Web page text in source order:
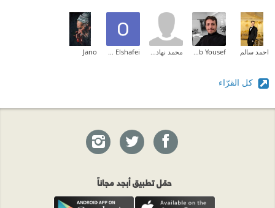
احمد سالم Jano
كل القرّاء
حمّل تطبيق أبجد مجاناً